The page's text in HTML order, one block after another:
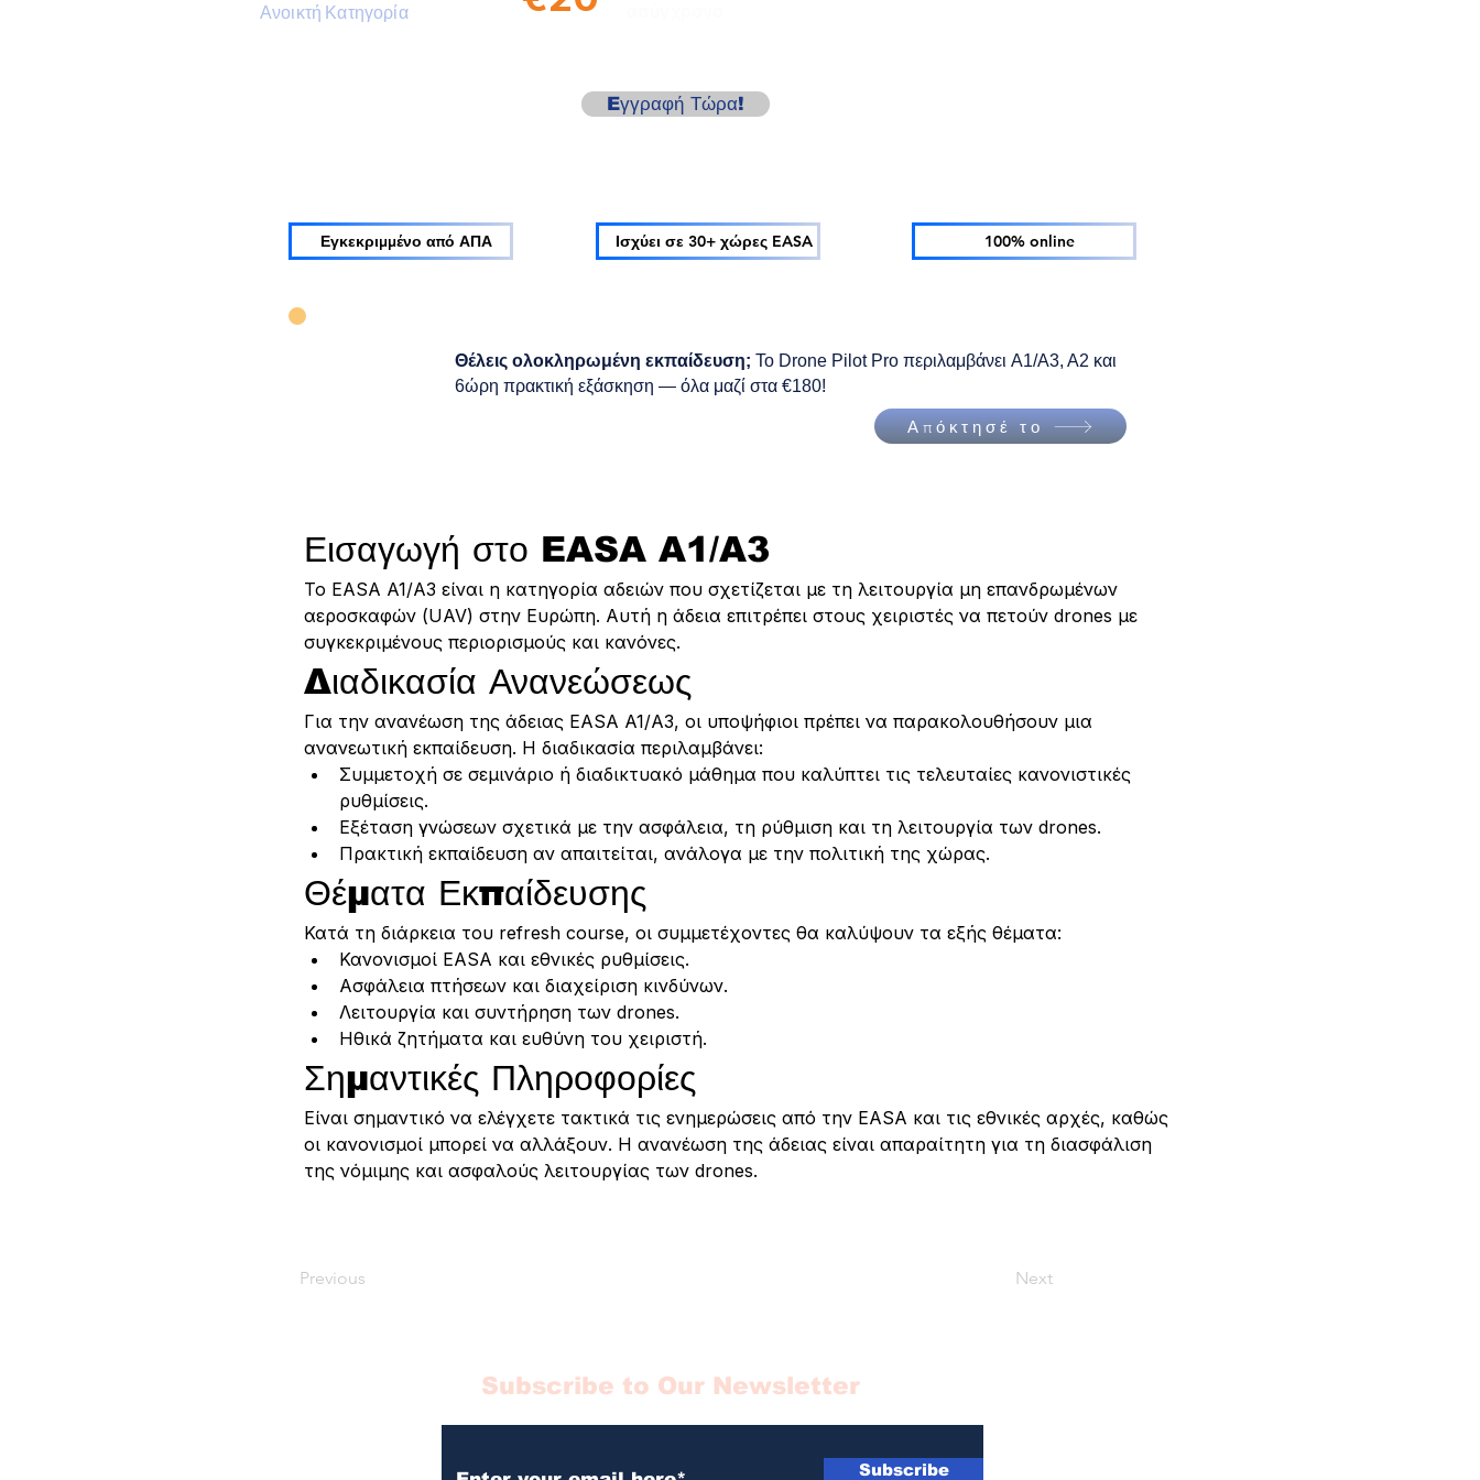
Eγγραφή Τώρα!
Ανοικτή Κατηγορία
Εγκεκριμμένο από ΑΠΑ Ισχύει σε 30+ χώρες EASA 100% online
Απόκτησέ το
Εισαγωγή στο EASA A1/A3
Το EASA A1/A3 είναι η κατηγορία αδειών που σχετίζεται με τη λειτουργία μη επανδρωμένων
αεροσκαφών (UAV) στην Ευρώπη. Αυτή η άδεια επιτρέπει στους χειριστές να πετούν drones με
συγκεκριμένους περιορισμούς και κανόνες.
Διαδικασία Ανανεώσεως
Για την ανανέωση της άδειας EASA A1/A3, οι υποψήφιοι πρέπει να παρακολουθήσουν μια
ανανεωτική εκπαίδευση. Η διαδικασία περιλαμβάνει:
Συμμετοχή σε σεμινάριο ή διαδικτυακό μάθημα που καλύπτει τις τελευταίες κανονιστικές
ρυθμίσεις.
Εξέταση γνώσεων σχετικά με την ασφάλεια, τη ρύθμιση και τη λειτουργία των drones.
Πρακτική εκπαίδευση αν απαιτείται, ανάλογα με την πολιτική της χώρας.
Θέματα Εκπαίδευσης
Κατά τη διάρκεια του refresh course, οι συμμετέχοντες θα καλύψουν τα εξής θέματα:
Κανονισμοί EASA και εθνικές ρυθμίσεις.
Ασφάλεια πτήσεων και διαχείριση κινδύνων.
Λειτουργία και συντήρηση των drones.
Ηθικά ζητήματα και ευθύνη του χειριστή.
Σημαντικές Πληροφορίες
Είναι σημαντικό να ελέγχετε τακτικά τις ενημερώσεις από την EASA και τις εθνικές αρχές, καθώς
οι κανονισμοί μπορεί να αλλάξουν. Η ανανέωση της άδειας είναι απαραίτητη για τη διασφάλιση
της νόμιμης και ασφαλούς λειτουργίας των drones.
Θέλεις ολοκληρωμένη εκπαίδευση; Το Drone Pilot Pro περιλαμβάνει A1/A3, A2 και
6ώρη πρακτική εξάσκηση — όλα μαζί στα €180!
Previous Next
Subscribe to Our Newsletter
Subscribe